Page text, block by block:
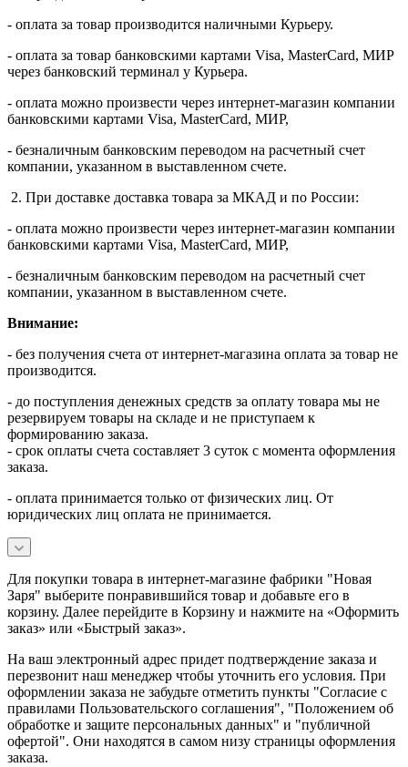
- оплата за товар производится наличными Курьеру.
- оплата за товар банковскими картами Visa, MasterСard, МИР
через банковский терминал у Курьера.
- оплата можно произвести через интернет-магазин компании
банковскими картами Visa, MasterСard, МИР,
- безналичным банковским переводом на расчетный счет
компании, указанном в выставленном счете.
2. При доставке доставка товара за МКАД и по России:
- оплата можно произвести через интернет-магазин компании
банковскими картами Visa, MasterСard, МИР,
- безналичным банковским переводом на расчетный счет
компании, указанном в выставленном счете.
Внимание:
- без получения счета от интернет-магазина оплата за товар не
производится.
- до поступления денежных средств за оплату товара мы не
резервируем товары на складе и не приступаем к
формированию заказа.
- срок оплаты счета составляет 3 суток с момента оформления
заказа.
- оплата принимается только от физических лиц. От
юридических лиц оплата не принимается.
Для покупки товара в интернет-магазине фабрики "Новая
Заря" выберите понравившийся товар и добавьте его в
корзину. Далее перейдите в Корзину и нажмите на «Оформить
заказ» или «Быстрый заказ».
На ваш электронный адрес придет подтверждение заказа и
перезвонит наш менеджер чтобы уточнить его условия. При
оформлении заказа не забудьте отметить пункты "Согласие с
правилами Пользовательского соглашения", "Положением об
обработке и защите персональных данных" и "публичной
офертой". Они находятся в самом низу страницы оформления
заказа.